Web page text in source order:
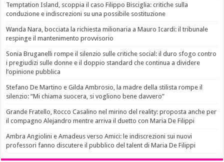
Temptation Island, scoppia il caso Filippo Bisciglia: critiche sulla
conduzione e indiscrezioni su una possibile sostituzione
Wanda Nara, bocciata la richiesta milionaria a Mauro Icardi: il tribunale
respinge il mantenimento provvisorio
Sonia Bruganelli rompe il silenzio sulle critiche social: il duro sfogo contro
i pregiudizi sulle donne e il doppio standard che continua a dividere
l’opinione pubblica
Stefano De Martino e Gilda Ambrosio, la madre della stilista rompe il
silenzio: “Mi chiama suocera, si vogliono bene davvero”
Grande Fratello, Rocco Casalino nel mirino del reality: proposta anche per
il compagno Alejandro mentre arriva il duetto con Maria De Filippi
Ambra Angiolini e Amadeus verso Amici: le indiscrezioni sui nuovi
professori fanno discutere il pubblico del talent di Maria De Filippi